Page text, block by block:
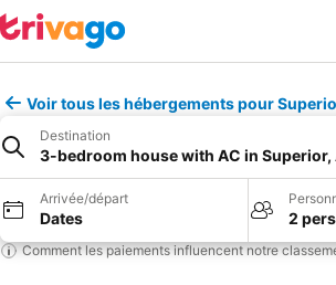
Voir tous les hébergements pour
Destination
3-bedroom house with AC in Superior,
Arrivée/départ
Dates 2
Comment les paiements influencent notre